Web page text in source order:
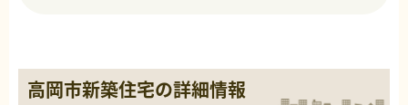
高岡市新築住宅の詳細情報